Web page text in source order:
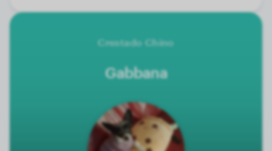
Crestado Chino
Gabbana